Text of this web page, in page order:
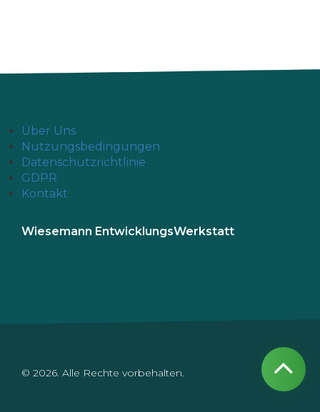
Über Uns
Nutzungsbedingungen
Datenschutzrichtlinie
GDPR
Kontakt
Wiesemann EntwicklungsWerkstatt
© 2026. Alle Rechte vorbehalten.